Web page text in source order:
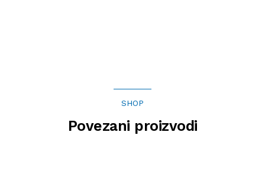
SHOP
Povezani proizvodi